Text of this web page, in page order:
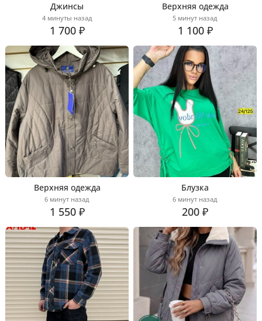
Джинсы
4 минуты назад
1 700 ₽
Верхняя одежда
5 минут назад
1 100 ₽
Верхняя одежда
6 минут назад
1 550 ₽
Блузка
6 минут назад
200 ₽